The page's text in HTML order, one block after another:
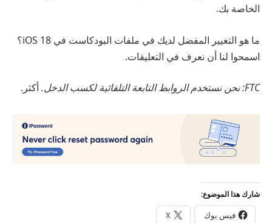
الخاصة بك.
ما هو التغيير المفضل لديك في ملفات البودكاست في iOS 18؟
اسمحوا لنا أن نعرف في التعليقات.
FTC: نحن نستخدم الروابط التابعة التلقائية لكسب الدخل. أكثر.
شارك هذا الموضوع:
فيس بوك X